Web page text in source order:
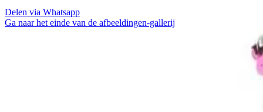
Delen via Whatsapp
Ga naar het einde van de afbeeldingen-gallerij